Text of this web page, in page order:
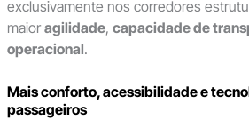
exclusivamente nos corredores
maior agilidade, capacidade de
operacional.
Mais conforto, acessibilidade e
passageiros